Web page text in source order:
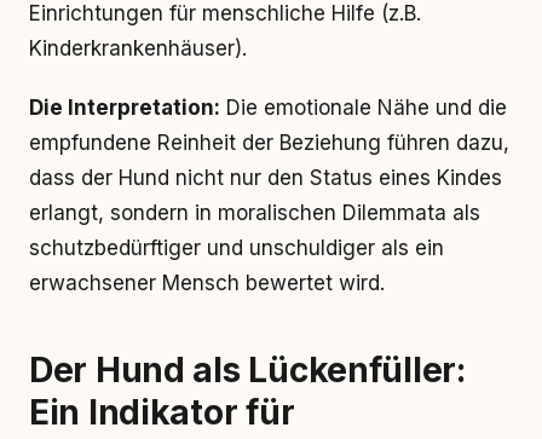
Einrichtungen für menschliche Hilfe (z.B.
Kinderkrankenhäuser).
Die Interpretation: Die emotionale Nähe und die
empfundene Reinheit der Beziehung führen dazu,
dass der Hund nicht nur den Status eines Kindes
erlangt, sondern in moralischen Dilemmata als
schutzbedürftiger und unschuldiger als ein
erwachsener Mensch bewertet wird.
Der Hund als Lückenfüller:
Ein Indikator für